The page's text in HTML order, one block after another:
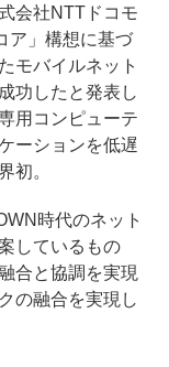
会社NTTドコモ
ア」構想に基づ
モバイルネット
功したと発表し
用コンピューテ
ーションを低遅
初。
時代のネット
しているもの
合と協調を実現
の融合を実現し